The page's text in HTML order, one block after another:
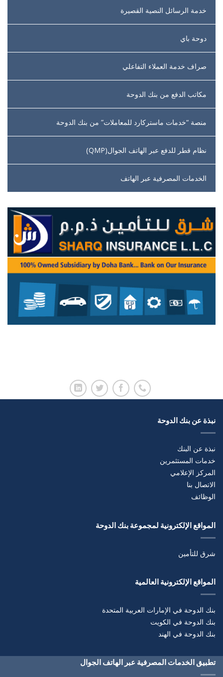
خدمة الرسائل النصية القصيرة
دوحة باي
صراف خدمة العملاء التفاعلي
مكاتب الدفع من بنك الدوحة
منصة “خدمات ماستركارد للمعاملات” من بنك الدوحة
نظام قطر للدفع عبر الهاتف الجوال(QMP)
الخدمات المصرفية عبر الهاتف
نبذة عن بنك الدوحة
نبذة عن البنك
خدمات المستثمرين
المركز الإعلامي
الاتصال بنا
الوظائف
المواقع الإلكترونية لمجموعة بنك الدوحة
شرق للتأمين
المواقع الإلكترونية العالمية
بنك الدوحة في الإمارات العربية المتحدة
بنك الدوحة في الكويت
بنك الدوحة في الهند
تطبيق الخدمات المصرفية عبر الهاتف الجوال